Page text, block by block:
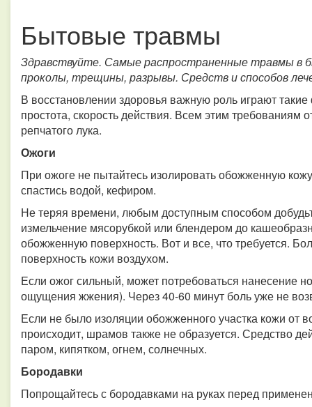
Бытовые травмы
Здравствуйте. Самые распространенные травмы
проколы, трещины, разрывы. Средств и способов
В восстановлении здоровья важную роль играют
простота, скорость действия. Всем этим требованиям
репчатого лука.
Ожоги
При ожоге не пытайтесь изолировать обожженную
спастись водой, кефиром.
Не теряя времени, любым доступным способом
измельчение мясорубкой или блендером до
обожженную поверхность. Вот и все, что требуется.
поверхность кожи воздухом.
Если ожог сильный, может потребоваться нанесение
ощущения жжения). Через 40-60 минут боль уже не
Если не было изоляции обожженного участка кожи от
происходит, шрамов также не образуется. Средство
паром, кипятком, огнем, солнечных.
Бородавки
Попрощайтесь с бородавками на руках перед